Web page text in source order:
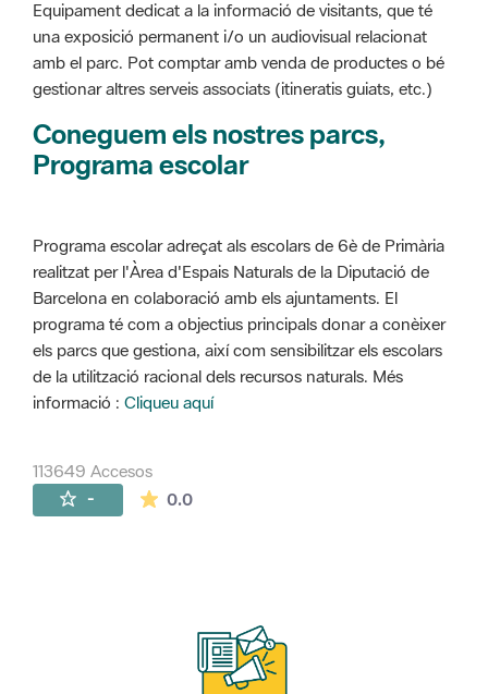
Equipament dedicat a la informació de visitants, que té
una exposició permanent i/o un audiovisual relacionat
amb el parc. Pot comptar amb venda de productes o bé
gestionar altres serveis associats (itineratis guiats, etc.)
Coneguem els nostres parcs,
Programa escolar
Programa escolar adreçat als escolars de 6è de Primària
realitzat per l'Àrea d'Espais Naturals de la Diputació de
Barcelona en colaboració amb els ajuntaments. El
programa té com a objectius principals donar a conèixer
els parcs que gestiona, així com sensibilitzar els escolars
de la utilització racional dels recursos naturals. Més
informació : Cliqueu aquí
113649 Accesos
- 0.0La valoración media es de 0 estrellas de